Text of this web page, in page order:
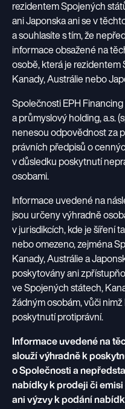
Nadace EP Group
Nadace podporující pozůstalé
Energetika
Maloobchod /
Média
Logistika
Přehled společností
Investiční projekty
Stanovy
Whistleblowing
Články
ESG politiky
Hospodářské výsledky
Finanční dokumenty
Dluhopisy EPH Financing
Dluhopisy EPH Financing
Kontakt pro investory
Výběrová řízení
Registrace nového
Kontakt pro dodavatele
Média
Tiskové zprávy
Ke stažení
rezidentem Spojených
ani Japonska ani se v
a souhlasíte s tím, že
informace obsažené na
osobě, která je
Kanady, Austrálie nebo
Společnosti EPH
a průmyslový holding, a.s.
nenesou odpovědnost za
právních předpisů o
v důsledku poskytnutí
osobami.
Informace uvedené na
jsou určeny výhradně
v jurisdikcích, kde je šíření
nebo omezeno, zejména
Kanady, Austrálie a
poskytovány ani
ve Spojených státech,
žádným osobám, vůči
poskytnutí protiprávní.
Informace uvedené na
slouží výhradně k
o Společnosti a
nabídky k prodeji či
ani výzvy k podání